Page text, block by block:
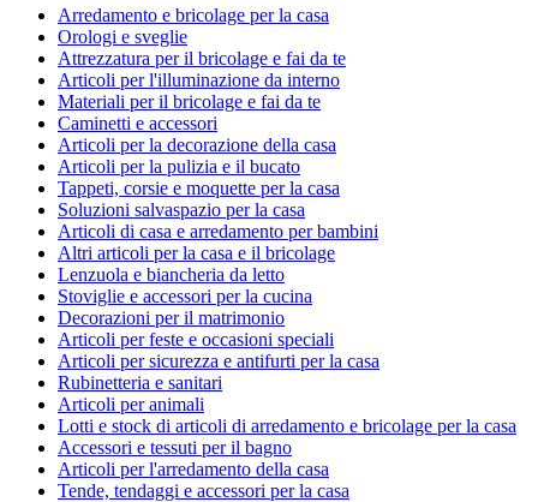
Arredamento e bricolage per la casa
Orologi e sveglie
Attrezzatura per il bricolage e fai da te
Articoli per l'illuminazione da interno
Materiali per il bricolage e fai da te
Caminetti e accessori
Articoli per la decorazione della casa
Articoli per la pulizia e il bucato
Tappeti, corsie e moquette per la casa
Soluzioni salvaspazio per la casa
Articoli di casa e arredamento per bambini
Altri articoli per la casa e il bricolage
Lenzuola e biancheria da letto
Stoviglie e accessori per la cucina
Decorazioni per il matrimonio
Articoli per feste e occasioni speciali
Articoli per sicurezza e antifurti per la casa
Rubinetteria e sanitari
Articoli per animali
Lotti e stock di articoli di arredamento e bricolage per la casa
Accessori e tessuti per il bagno
Articoli per l'arredamento della casa
Tende, tendaggi e accessori per la casa